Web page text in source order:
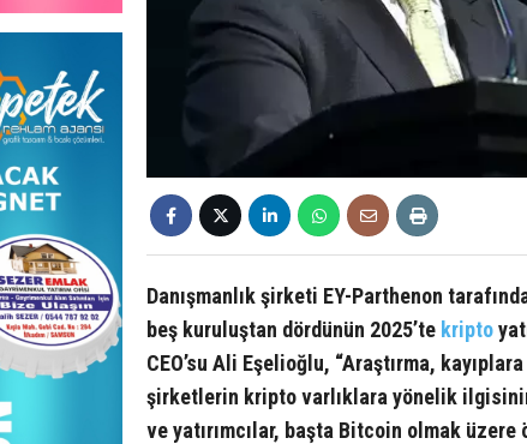
Danışmanlık şirketi EY-Parthenon
beş kuruluştan dördünün 2025’te kripto
CEO’su Ali Eşelioğlu, “Araştırma,
şirketlerin kripto varlıklara yönelik
ve yatırımcılar, başta Bitcoin olmak